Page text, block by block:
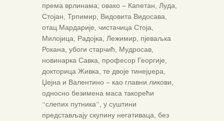
према врлинама; овако – Капетан, Луда,
Стојан, Трпимир, Видовита Видосава,
отац Мардарије, чистачица Стоја,
Милојица, Радојка, Лежимир, пјеваљка
Рокана, убоги старчић, Мудросав,
новинарка Савка, професор Георгије,
докторица Живка, те двоје тинејџера,
Џејна и Валентино – као главни ликови,
односно безимена маса такорећи
“слепих путника”, у суштини
представљају скупину негативаца, без